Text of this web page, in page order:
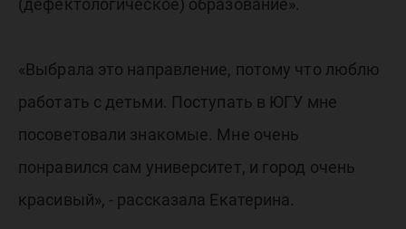
(дефектологическое) образование».
«Выбрала это направление, потому что люблю
работать с детьми. Поступать в ЮГУ мне
посоветовали знакомые. Мне очень
понравился сам университет, и город очень
красивый», - рассказала Екатерина.